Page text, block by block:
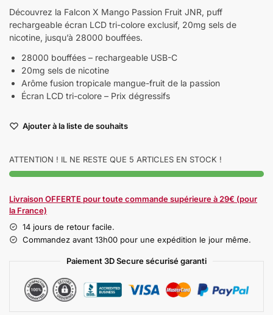
Découvrez la Falcon X Mango Passion Fruit JNR, puff
rechargeable écran LCD tri-colore exclusif, 20mg sels de
nicotine, jusqu’à 28000 bouffées.
28000 bouffées – rechargeable USB-C
20mg sels de nicotine
Arôme fusion tropicale mangue-fruit de la passion
Écran LCD tri-colore – Prix dégressifs
Ajouter à la liste de souhaits
ATTENTION ! IL NE RESTE QUE 5 ARTICLES EN STOCK !
Livraison OFFERTE pour toute commande supérieure à 29€ (pour
la France)
14 jours de retour facile.
Commandez avant 13h00 pour une expédition le jour même.
Paiement 3D Secure sécurisé garanti